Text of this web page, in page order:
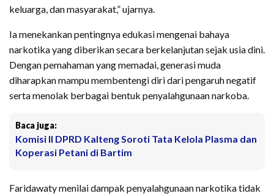
keluarga, dan masyarakat,” ujarnya.
Ia menekankan pentingnya edukasi mengenai bahaya
narkotika yang diberikan secara berkelanjutan sejak usia dini.
Dengan pemahaman yang memadai, generasi muda
diharapkan mampu membentengi diri dari pengaruh negatif
serta menolak berbagai bentuk penyalahgunaan narkoba.
Baca juga:
Komisi II DPRD Kalteng Soroti Tata Kelola Plasma dan
Koperasi Petani di Bartim
Faridawaty menilai dampak penyalahgunaan narkotika tidak